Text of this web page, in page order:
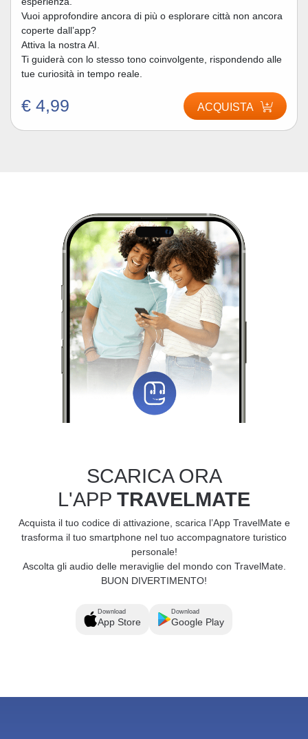
Vuoi approfondire ancora di più o esplorare città non ancora
coperte dall’app?
Attiva la nostra AI.
Ti guiderà con lo stesso tono coinvolgente, rispondendo alle
tue curiosità in tempo reale.
€ 4,99 ACQUISTA
SCARICA ORA
L'APP TRAVELMATE
Acquista il tuo codice di attivazione, scarica l’App TravelMate e
trasforma il tuo smartphone nel tuo accompagnatore turistico
personale!
Ascolta gli audio delle meraviglie del mondo con TravelMate.
BUON DIVERTIMENTO!
Download
App Store
Download
Google Play